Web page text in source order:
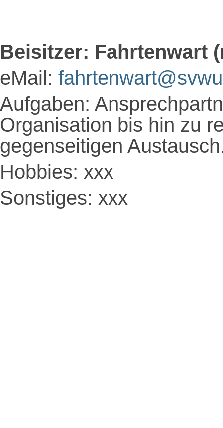
Beisitzer: Fahrtenwart
eMail:
Aufgaben:
Organisation bis hin zu
gegenseitigen
Hobbies: xxx
Sonstiges: xxx